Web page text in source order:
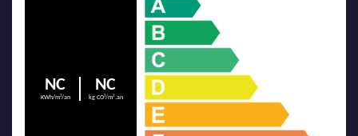
NC
KWh/m²/an
NC
kg CO²/m².an